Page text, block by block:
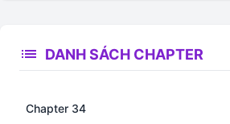
list DANH SÁCH CHAPTER
Chapter 34